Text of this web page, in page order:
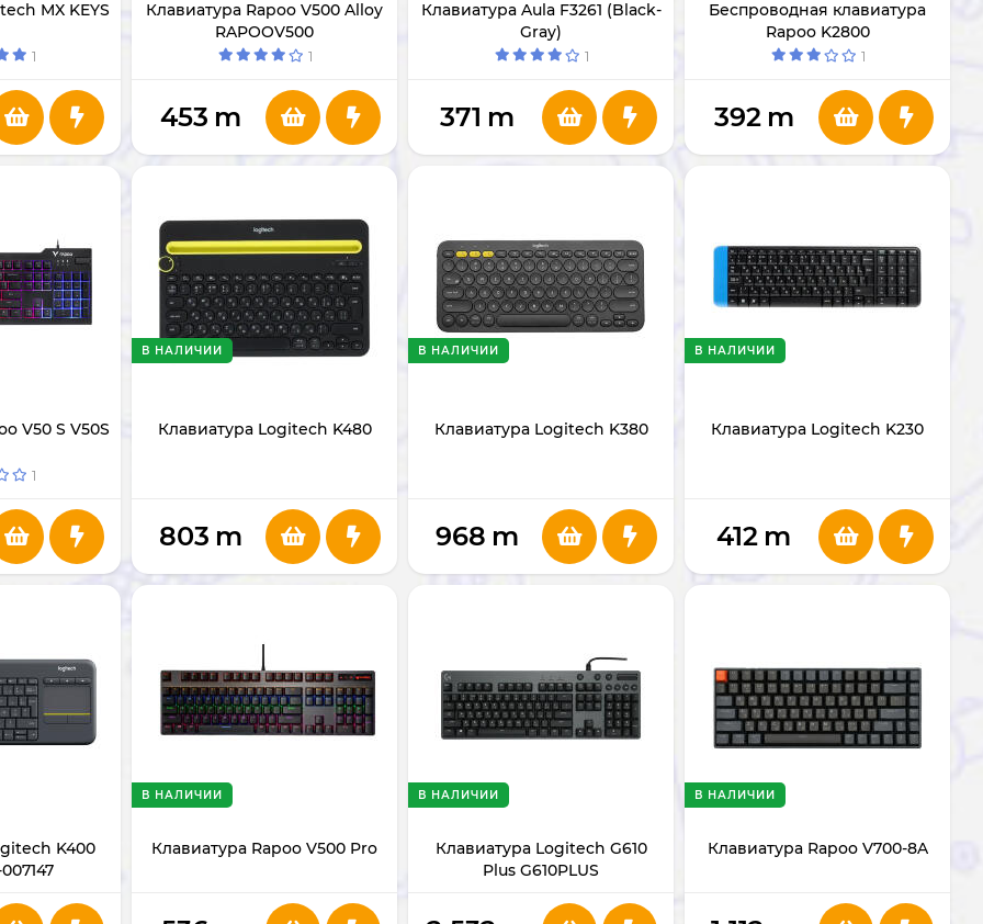
MX KEYS
1
Клавиатура Rapoo V500 Alloy
RAPOOV500
1
453 m
Клавиатура Aula F3261 (Black-
Gray)
1
371 m
Беспроводная клавиатура
Rapoo K2800
1
392 m
V50 S V50S
1
Клавиатура Logitech K480
В НАЛИЧИИ
803 m
Клавиатура Logitech K380
В НАЛИЧИИ
968 m
Клавиатура Logitech K230
В НАЛИЧИИ
412 m
K400
Клавиатура Rapoo V500 Pro
В НАЛИЧИИ
Клавиатура Logitech G610
Plus G610PLUS
В НАЛИЧИИ
Клавиатура Rapoo V700-8A
В НАЛИЧИИ